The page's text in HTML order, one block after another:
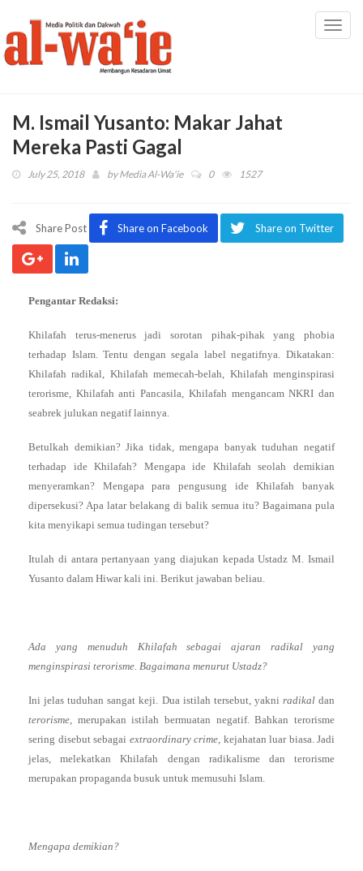
M. Ismail Yusanto: Makar Jahat
Mereka Pasti Gagal
July 25, 2018 byMedia Al-Wa'ie 0 1527
Share Post Share on Facebook Share on Twitter
Pengantar Redaksi:
Khilafah terus-menerus jadi sorotan pihak-pihak yang phobia
terhadap Islam. Tentu dengan segala label negatifnya. Dikatakan:
Khilafah radikal, Khilafah memecah-belah, Khilafah menginspirasi
terorisme, Khilafah anti Pancasila, Khilafah mengancam NKRI dan
seabrek julukan negatif lainnya.
Betulkah demikian? Jika tidak, mengapa banyak tuduhan negatif
terhadap ide Khilafah? Mengapa ide Khilafah seolah demikian
menyeramkan? Mengapa para pengusung ide Khilafah banyak
dipersekusi? Apa latar belakang di balik semua itu? Bagaimana pula
kita menyikapi semua tudingan tersebut?
Itulah di antara pertanyaan yang diajukan kepada Ustadz M. Ismail
Yusanto dalam Hiwar kali ini. Berikut jawaban beliau.
Ada yang menuduh Khilafah sebagai ajaran radikal yang
menginspirasi terorisme. Bagaimana menurut Ustadz?
Ini jelas tuduhan sangat keji. Dua istilah tersebut, yakni radikaldan
terorisme, merupakan istilah bermuatan negatif. Bahkan terorisme
sering disebut sebagai extraordinary crime, kejahatan luar biasa. Jadi
jelas, melekatkan Khilafah dengan radikalisme dan terorisme
merupakan propaganda busuk untuk memusuhi Islam.
Mengapa demikian?